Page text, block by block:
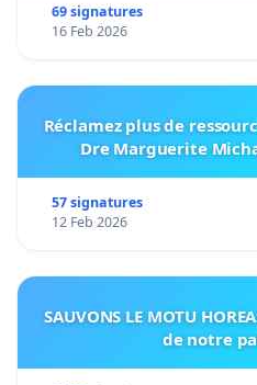
69 signatures
16 Feb 2026
Réclamez plus de
Dre Marguerite
57 signatures
12 Feb 2026
SAUVONS LE MOTU
de notre